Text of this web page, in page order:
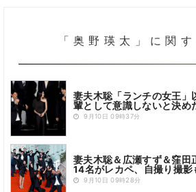
「奥野瑛太」に関
妻夫木聡「ランチの女王」
輩として意識しないと決め
9月10日 09時37分
妻夫木聡＆広瀬すず＆窪田
14名がレカペ、自撮り撮影
9月10日 09時28分